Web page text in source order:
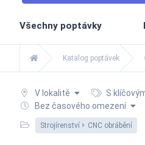
Všechny poptávky
Katalog poptávek
V lokalitě
S
Bez časového omezení
Strojírenství CNC obrábění